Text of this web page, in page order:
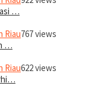
…
Riau767 views
…
Riau622 views